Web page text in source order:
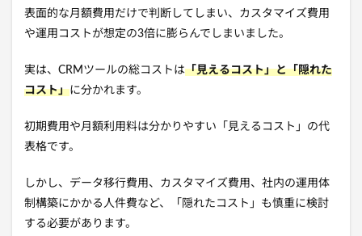
表面的な月額費用だけで判断してしまい、カスタマイズ費用
や運用コストが想定の3倍に膨らんでしまいました。
実は、CRMツールの総コストは「見えるコスト」と「隠れた
コスト」に分かれます。
初期費用や月額利用料は分かりやすい「見えるコスト」の代
表格です。
しかし、データ移行費用、カスタマイズ費用、社内の運用体
制構築にかかる人件費など、「隠れたコスト」も慎重に検討
する必要があります。